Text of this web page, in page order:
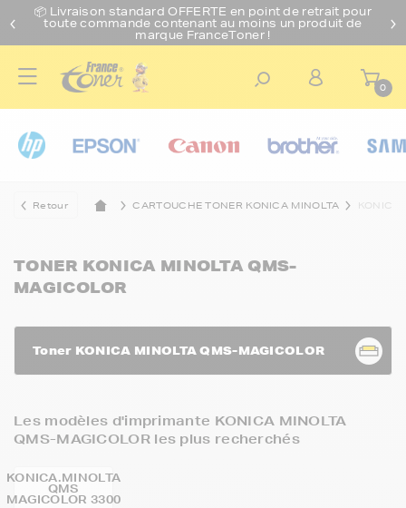
📦 Livraison standard OFFERTE en point de retrait pour
toute commande contenant au moins un produit de
marque FranceToner !
0
Retour CARTOUCHE TONER KONICA MINOLTA KONICA
TONER KONICA MINOLTA QMS-
MAGICOLOR
Toner KONICA MINOLTA QMS-MAGICOLOR
Les modèles d'imprimante KONICA MINOLTA
QMS-MAGICOLOR les plus recherchés
KONICA.MINOLTA
QMS
MAGICOLOR 3300